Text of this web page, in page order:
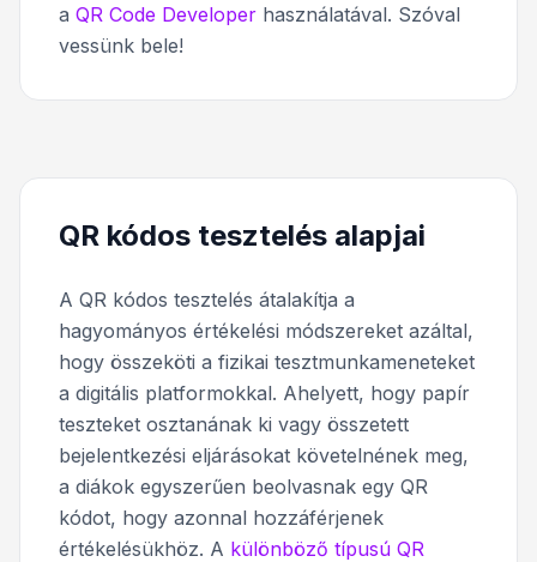
a QR Code Developer használatával. Szóval
vessünk bele!
QR kódos tesztelés alapjai
A QR kódos tesztelés átalakítja a
hagyományos értékelési módszereket azáltal,
hogy összeköti a fizikai tesztmunkameneteket
a digitális platformokkal. Ahelyett, hogy papír
teszteket osztanának ki vagy összetett
bejelentkezési eljárásokat követelnének meg,
a diákok egyszerűen beolvasnak egy QR
kódot, hogy azonnal hozzáférjenek
értékelésükhöz. A különböző típusú QR